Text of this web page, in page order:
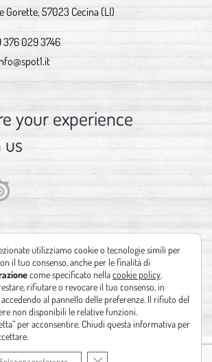
Gorette, 57023 Cecina (LI)
376 029 3746
your experience
Design by Identità Creative| Powered by
utilizziamo cookie o tecnologie simili per
il tuo consenso, anche per le finalità di
come specificato nellacookie policy
rifiutare o revocare il tuo consenso, in
al pannello delle preferenze. Il rifiuto del
non disponibili le relative funzioni.
per acconsentire. Chiudi questa informativa per
Close GDPR Cookie Banner